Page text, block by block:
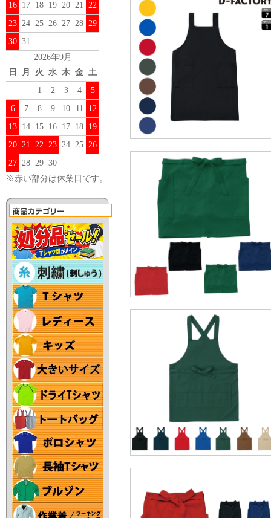
16 17 18 19 20 21 22
23 24 25 26 27 28 29
30 31
2026年9月
日
月 火 水 木 金 土
1
2 3 4
5
6
7 8 9 10 11
12
13 14 15 16 17 18 19
20 21 22 23 24 25 26
27 28 29 30
※赤い部分は休業日です。